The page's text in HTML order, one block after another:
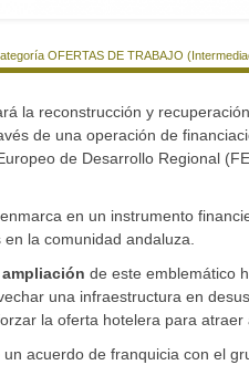
OFERTAS DE TRABAJO
la reconstrucción y
de una operación de
de Desarrollo Regional
en un instrumento
la comunidad andaluza.
de este emblemático
una infraestructura en
la oferta hotelera para atraer
un acuerdo de franquicia con el